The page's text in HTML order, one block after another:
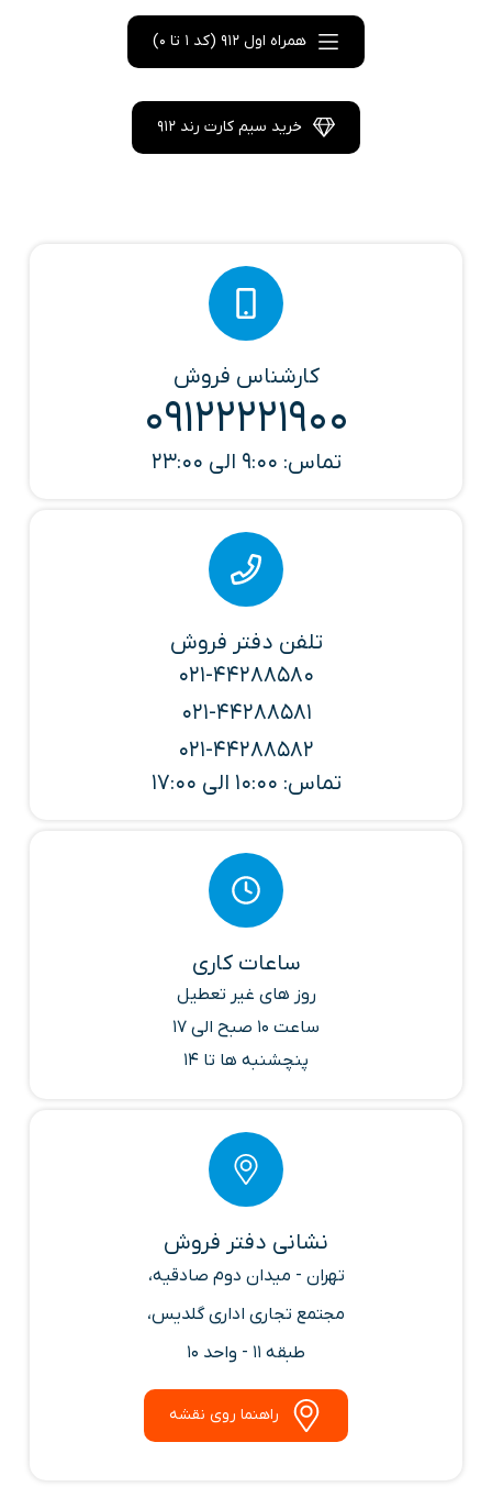
همراه اول 912 (کد 1 تا 0)
خرید سیم کارت رند 912
کارشناس فروش
09122221900
تماس: 9:00 الی 23:00
تلفن دفتر فروش
021-44288580
021-44288581
021-44288582
تماس: 10:00 الی 17:00
ساعات کاری
روز های غیر تعطیل
ساعت 10 صبح الی 17
پنچشنبه ها تا 14
نشانی دفتر فروش
تهران - میدان دوم صادقیه،
مجتمع تجاری اداری گلدیس،
طبقه 11 - واحد 10
راهنما روی نقشه